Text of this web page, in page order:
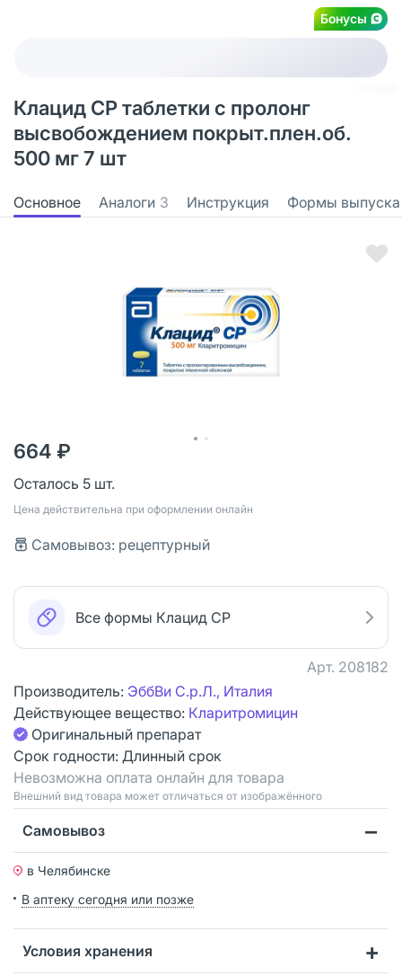
Бонусы
Клацид СР таблетки с пролонг
высвобождением покрыт.плен.об.
500 мг 7 шт
Основное Аналоги 3 Инструкция Формы выпуска
664 ₽
Осталось 5 шт.
Цена действительна при оформлении онлайн
Самовывоз: рецептурный
Все формы Клацид СР
Арт. 208182
Производитель: ЭббВи С.р.Л., Италия
Действующее вещество: Кларитромицин
Оригинальный препарат
Срок годности: Длинный срок
Невозможна оплата онлайн для товара
Bнешний вид товара может отличаться от изображённого
Самовывоз
в Челябинске
В аптеку сегодня или позже
Условия хранения